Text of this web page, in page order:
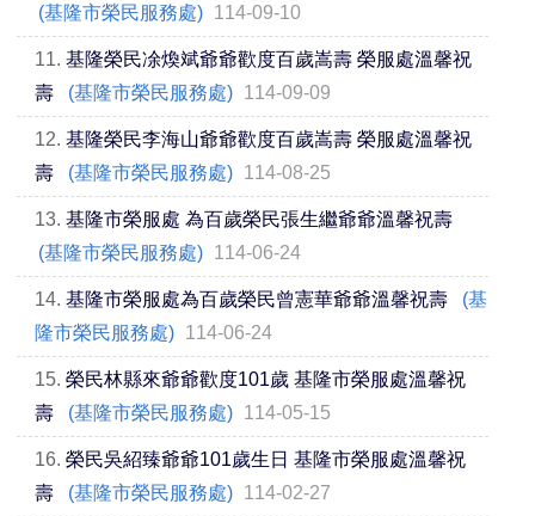
(基隆市榮民服務處) 114-09-10
11. 基隆榮民凃煥斌爺爺歡度百歲嵩壽 榮服處溫馨祝
壽
(基隆市榮民服務處) 114-09-09
12. 基隆榮民李海山爺爺歡度百歲嵩壽 榮服處溫馨祝
壽
(基隆市榮民服務處) 114-08-25
13. 基隆市榮服處 為百歲榮民張生繼爺爺溫馨祝壽
(基隆市榮民服務處) 114-06-24
14. 基隆市榮服處為百歲榮民曾憲華爺爺溫馨祝壽
(基
隆市榮民服務處) 114-06-24
15. 榮民林縣來爺爺歡度101歲 基隆市榮服處溫馨祝
壽
(基隆市榮民服務處) 114-05-15
16. 榮民吳紹臻爺爺101歲生日 基隆市榮服處溫馨祝
壽
(基隆市榮民服務處) 114-02-27